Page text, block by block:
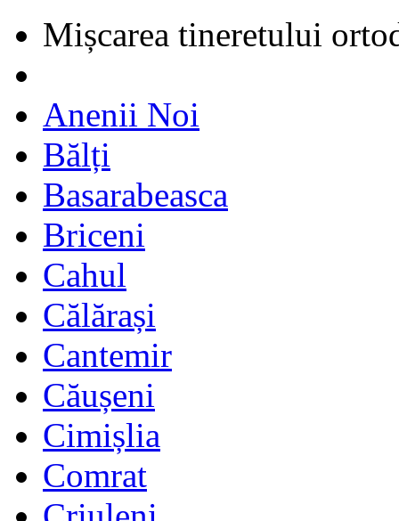
Mișcarea tineretului
Anenii Noi
Bălți
Basarabeasca
Briceni
Cahul
Călărași
Cantemir
Căușeni
Cimișlia
Comrat